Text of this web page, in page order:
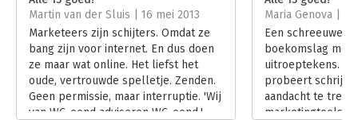
Bindwijze:
paperback
Aantal pagina's:
160
Uitgever:
Uitgeverij Haystack
Druk:
1
Verschijningsdatum:
28-5-2009
Hoofdrubriek: Marketing
Martin van der Sluis | 16 mei 2013
Marketeers zijn schijters. Omdat ze
bang zijn voor internet. En dus doen
ze maar wat online. Het liefst het
oude, vertrouwde spelletje. Zenden.
Geen permissie, maar interruptie. 'Wij
van WC-eend adviseren WC-eend.'
Maria Genova | 1
Een
boekomslag met
uitroeptekens.
probeert
aandacht te
marketingtools.